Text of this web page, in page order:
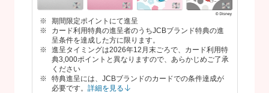
期間限定ポイントにて進呈
カード利用特典の進呈者のうちJCBブランド特典の進
呈条件を達成した方に限ります。
進呈タイミングは2026年12月末ごろで、カード利用特
典3,000ポイントと異なりますので、あらかじめご了承
ください
特典進呈には、JCBブランドのカードでの条件達成が
必要です。 詳細を見る